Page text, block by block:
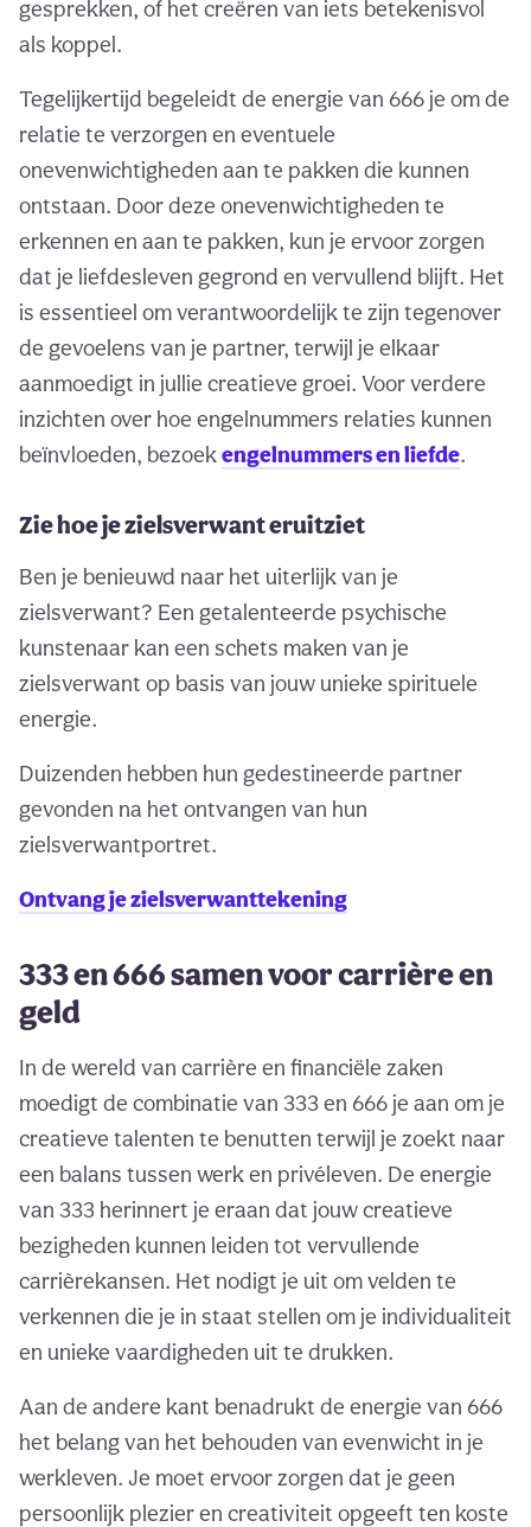
gesprekken, of het creëren van iets betekenisvol
als koppel.
Tegelijkertijd begeleidt de energie van 666 je om de
relatie te verzorgen en eventuele
onevenwichtigheden aan te pakken die kunnen
ontstaan. Door deze onevenwichtigheden te
erkennen en aan te pakken, kun je ervoor zorgen
dat je liefdesleven gegrond en vervullend blijft. Het
is essentieel om verantwoordelijk te zijn tegenover
de gevoelens van je partner, terwijl je elkaar
aanmoedigt in jullie creatieve groei. Voor verdere
inzichten over hoe engelnummers relaties kunnen
beïnvloeden, bezoekengelnummers en liefde.
Zie hoe je zielsverwant eruitziet
Ben je benieuwd naar het uiterlijk van je
zielsverwant? Een getalenteerde psychische
kunstenaar kan een schets maken van je
zielsverwant op basis van jouw unieke spirituele
energie.
Duizenden hebben hun gedestineerde partner
gevonden na het ontvangen van hun
zielsverwantportret.
Ontvang je zielsverwanttekening
333 en 666 samen voor carrière en
geld
In de wereld van carrière en financiële zaken
moedigt de combinatie van 333 en 666 je aan om je
creatieve talenten te benutten terwijl je zoekt naar
een balans tussen werk en privéleven. De energie
van 333 herinnert je eraan dat jouw creatieve
bezigheden kunnen leiden tot vervullende
carrièrekansen. Het nodigt je uit om velden te
verkennen die je in staat stellen om je individualiteit
en unieke vaardigheden uit te drukken.
Aan de andere kant benadrukt de energie van 666
het belang van het behouden van evenwicht in je
werkleven. Je moet ervoor zorgen dat je geen
persoonlijk plezier en creativiteit opgeeft ten koste